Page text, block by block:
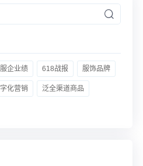
服企业绩 618战报 服饰品牌
化营销 泛全渠道商品